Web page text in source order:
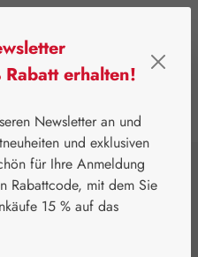
Lithium
erhalten!
Newsletter an und
und exklusiven
für Ihre Anmeldung
Rabattcode, mit dem Sie
15 % auf das